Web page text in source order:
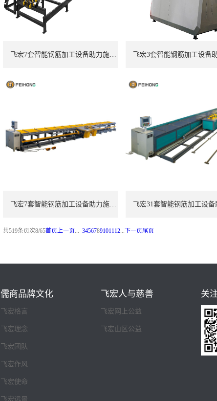
飞宏7套智能钢筋加工设备助力施工项目建设
飞宏7套智能钢筋加工设备助力施工项目建设
共519条页次8/65首页上一页... 3456789101112... 下一页尾页
儒商品牌文化
飞宏格言
飞宏理念
飞宏团队
飞宏作风
飞宏使命
飞宏远景
飞宏人与慈善
飞宏网上公益
飞宏山区公益
关